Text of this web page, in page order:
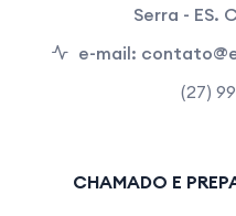
Serra - ES.
e-mail:
(27)
CHAMADO E